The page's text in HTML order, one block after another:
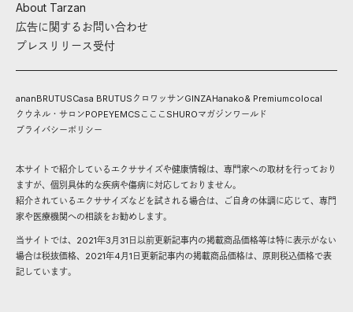
About Tarzan
広告に関するお問い合わせ
プレスリリース受付
ananBRUTUSCasa BRUTUS クロワッサンGINZAHanako& Premiumcolocal
クウネル・サロンPOPEYEMCS こここ SHUROマガジンワールド
プライバシーポリシー
本サイトで紹介しているエクササイズや健康情報は、専門家への取材を行っており
ますが、個別具体的な疾病や傷病に対応しておりません。
紹介されているエクササイズなどを試される場合は、ご自身の体調に応じて、専門
家や医療機関への相談をお勧めします。
当サイトでは、2021年3月31日以前更新記事内の掲載商品価格等は特に表示がない
場合は税抜価格、2021年4月1日更新記事内の掲載商品価格は、原則税込価格で表
記しています。